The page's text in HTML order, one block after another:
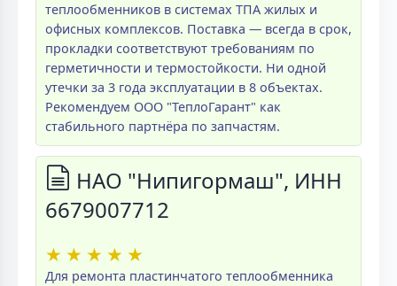
теплообменников в системах ТПА жилых и
офисных комплексов. Поставка — всегда в срок,
прокладки соответствуют требованиям по
герметичности и термостойкости. Ни одной
утечки за 3 года эксплуатации в 8 объектах.
Рекомендуем ООО "ТеплоГарант" как
стабильного партнёра по запчастям.
НАО "Нипигормаш", ИНН
6679007712
★ ★ ★ ★ ★
Для ремонта пластинчатого теплообменника